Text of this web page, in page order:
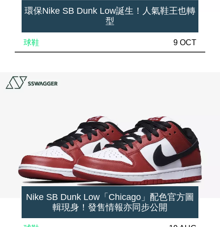
環保Nike SB Dunk Low誕生！人氣鞋王也轉
型
球鞋 9 OCT
Nike SB Dunk Low「Chicago」配色官方圖
輯現身！發售情報亦同步公開